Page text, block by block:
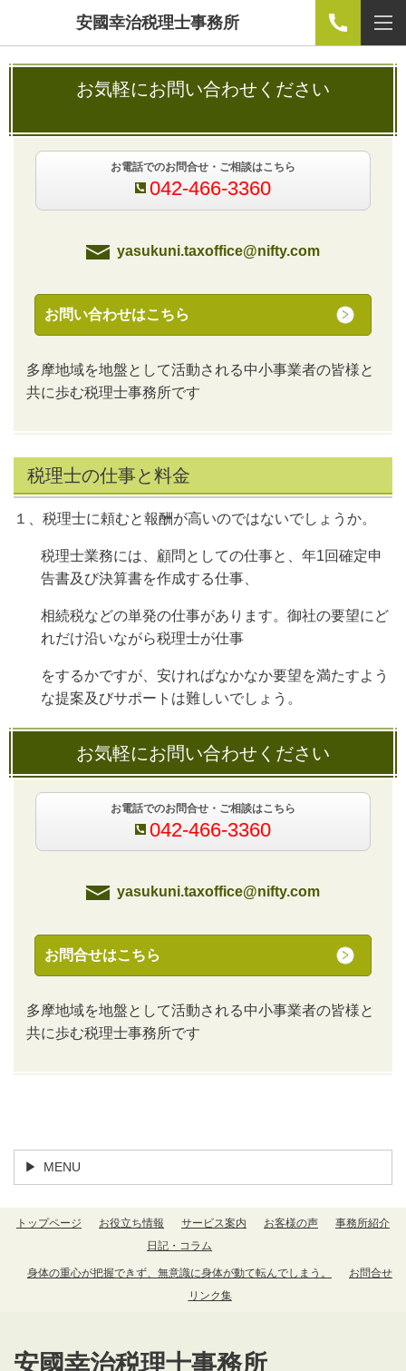
安國幸治税理士事務所
お気軽にお問い合わせください
お電話でのお問合せ・ご相談はこちら
042-466-3360
yasukuni.taxoffice@nifty.com
お問い合わせはこちら
多摩地域を地盤として活動される中小事業者の皆様と
共に歩む税理士事務所です
税理士の仕事と料金
１、税理士に頼むと報酬が高いのではないでしょうか。
税理士業務には、顧問としての仕事と、年1回確定申
告書及び決算書を作成する仕事、
相続税などの単発の仕事があります。御社の要望にど
れだけ沿いながら税理士が仕事
をするかですが、安ければなかなか要望を満たすよう
な提案及びサポートは難しいでしょう。
お気軽にお問い合わせください
お電話でのお問合せ・ご相談はこちら
042-466-3360
yasukuni.taxoffice@nifty.com
お問合せはこちら
多摩地域を地盤として活動される中小事業者の皆様と
共に歩む税理士事務所です
MENU
トップページ お役立ち情報 サービス案内 お客様の声
事務所紹介
日記・コラム
身体の重心が把握できず、無意識に身体が動て転んでしまう。
お問合せ
リンク集
安國幸治税理士事務所